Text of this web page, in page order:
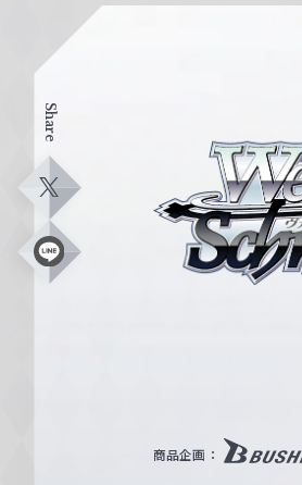
Share
X
L
ス
W
商品企画：